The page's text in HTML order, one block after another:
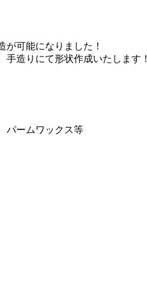
が可能になりました！
造りにて形状作成いたします！
パームワックス等